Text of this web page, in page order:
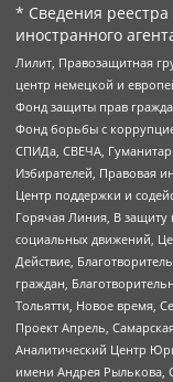
* Сведения
иностранного
Лилит, Правозащитная
центр немецкой и
Фонд защиты прав
Фонд борьбы с
СПИДа, СВЕЧА,
Избирателей, Правовая
Центр поддержки и
Горячая Линия, В защиту
социальных движений,
Действие,
граждан,
Тольятти, Новое время,
Проект Апрель,
Аналитический Центр
имени Андрея Рылькова,